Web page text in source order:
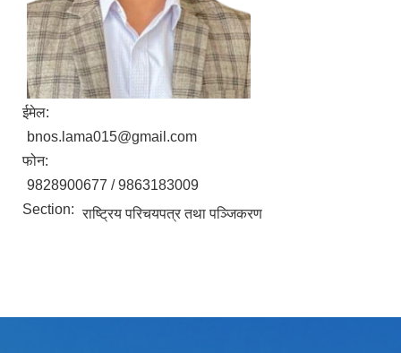
ईमेल:
bnos.lama015@gmail.com
फोन:
9828900677 / 9863183009
Section: राष्ट्रिय परिचयपत्र तथा पञ्जिकरण